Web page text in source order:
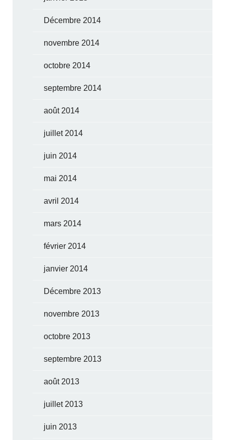
Décembre 2014
novembre 2014
octobre 2014
septembre 2014
août 2014
juillet 2014
juin 2014
mai 2014
avril 2014
mars 2014
février 2014
janvier 2014
Décembre 2013
novembre 2013
octobre 2013
septembre 2013
août 2013
juillet 2013
juin 2013